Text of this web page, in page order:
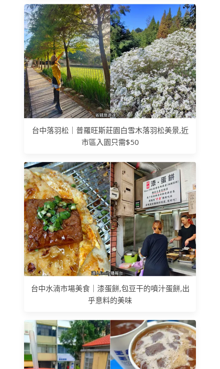
台中落羽松｜普羅旺斯莊園白雪木落羽松美景,近
市區入園只需$50
台中水湳市場美食｜漆蛋餅,包豆干的噴汁蛋餅,出
乎意料的美味